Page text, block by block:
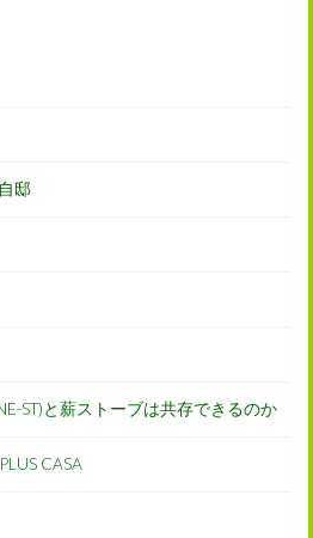
邸
ST)と薪ストーブは共存できるのか
CASA